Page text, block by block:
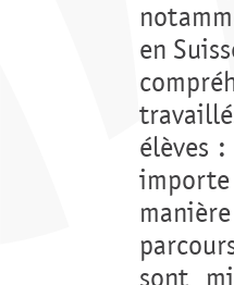
en
élèves
sont